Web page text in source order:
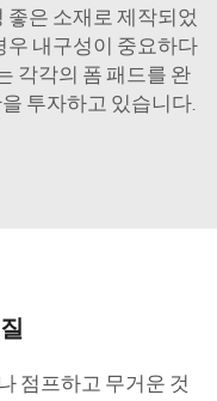
좋은 소재로 제작되었
우 내구성이 중요하다
각각의 폼 패드를 완
투자하고 있습니다.
점프하고 무거운 것